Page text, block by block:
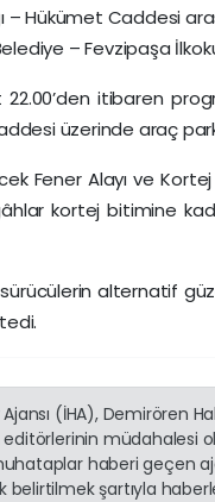
– Hükümet Caddesi
– Fevzipaşa
22.00’den itibaren
üzerinde araç
Fener Alayı ve
kortej bitimine
alternatif
(İHA), Demirören
müdahalesi
haberi geçen
şartıyla